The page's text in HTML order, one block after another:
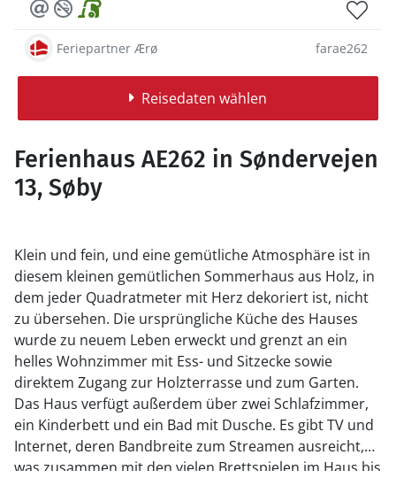
Feriepartner Ærø farae262
Reisedaten wählen
Ferienhaus AE262 in Søndervejen
13, Søby
Klein und fein, und eine gemütliche Atmosphäre ist in
diesem kleinen gemütlichen Sommerhaus aus Holz, in
dem jeder Quadratmeter mit Herz dekoriert ist, nicht
zu übersehen. Die ursprüngliche Küche des Hauses
wurde zu neuem Leben erweckt und grenzt an ein
helles Wohnzimmer mit Ess- und Sitzecke sowie
direktem Zugang zur Holzterrasse und zum Garten.
Das Haus verfügt außerdem über zwei Schlafzimmer,
ein Kinderbett und ein Bad mit Dusche. Es gibt TV und
Internet, deren Bandbreite zum Streamen ausreicht,
was zusammen mit den vielen Brettspielen im Haus bis